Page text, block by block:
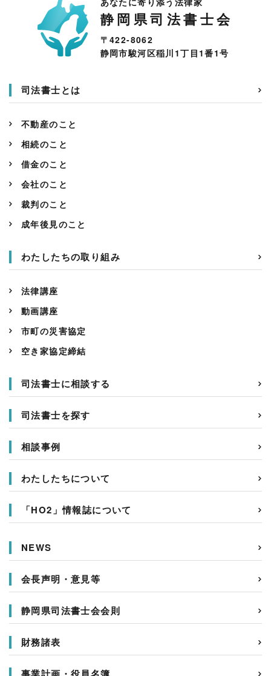
静岡県司法書士会
〒422-8062
静岡市駿河区稲川1丁目1番1号
司法書士とは
不動産のこと
相続のこと
借金のこと
会社のこと
裁判のこと
成年後見のこと
わたしたちの取り組み
法律講座
動画講座
市町の災害協定
空き家協定締結
司法書士に相談する
司法書士を探す
相談事例
わたしたちについて
「HO2」情報誌について
NEWS
会長声明・意見等
静岡県司法書士会会則
財務諸表